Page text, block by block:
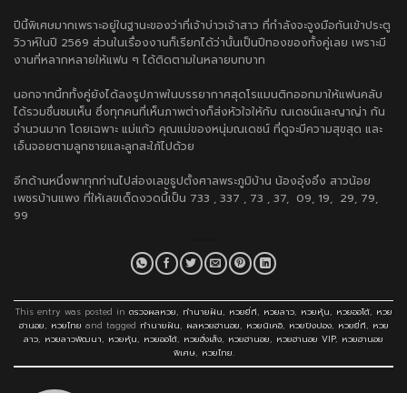
ปีนี้พิเศษมากเพราะอยู่ในฐานะของว่าที่เจ้าบ่าวเจ้าสาว ที่กำลังจะจูงมือกันเข้าประตู
วิวาห์ในปี 2569 ส่วนในเรื่องงานก็เรียกได้ว่านั้นเป็นปีทองของทั้งคู่เลย เพราะมี
งานที่หลากหลายให้แฟน ๆ ได้ติดตามในหลายบทบาท
นอกจากนี้ททั้งคู่ยังได้ลงรูปภาพในบรรยากาศสุดโรแมนติกออกมาให้แฟนคลับ
ได้รวมชื่นชมเห็น ซึ่งทุกคนที่เห็นภาพต่างก็ส่งหัวใจให้กับ ณเดชน์และญาญ่า กัน
จำนวนมาก โดยเฉพาะ แม่แก้ว คุณแม่ของหนุ่มณเดชน์ ที่ดูจะมีความสุขสุด และ
เอ็นจอยตามลูกชายและลูกสะใภ้ไปด้วย
อีกด้านหนึ่งพาทุกท่านไปส่องเลขธูปตั้งศาลพระภูมิบ้าน น้องอุ๋งอิ๋ง สาวน้อย
เพชรบ้านแพง ที่ให้เลขเด็ดงวดนี้้เป็น 733 , 337 , 73 , 37, 09, 19, 29, 79,
99
This entry was posted in ตรวจผลหวย, ทำนายฝัน, หวยยี่กี, หวยลาว, หวยหุ้น, หวยออโต้, หวย
ฮานอย, หวยไทย and tagged ทำนายฝัน, ผลหวยฮานอย, หวยนิเคอิ, หวยปิงปอง, หวยยี่กี, หวย
ลาว, หวยลาวพัฒนา, หวยหุ้น, หวยออโต้, หวยฮั่งเส็ง, หวยฮานอย, หวยฮานอย VIP, หวยฮานอย
พิเศษ, หวยไทย.